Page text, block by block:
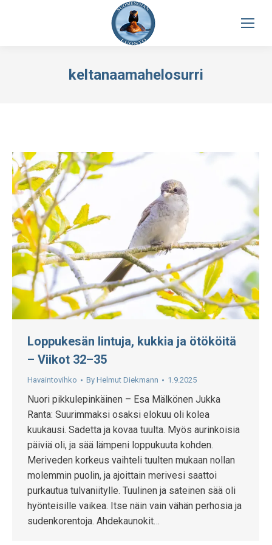
keltanaamahelosurri
Loppukesän lintuja, kukkia ja ötököitä
– Viikot 32–35
Havaintovihko By Helmut Diekmann 1.9.2025
Nuori pikkulepinkäinen – Esa Mälkönen Jukka
Ranta: Suurimmaksi osaksi elokuu oli kolea
kuukausi. Sadetta ja kovaa tuulta. Myös aurinkoisia
päiviä oli, ja sää lämpeni loppukuuta kohden.
Meriveden korkeus vaihteli tuulten mukaan nollan
molemmin puolin, ja ajoittain merivesi saattoi
purkautua tulvaniitylle. Tuulinen ja sateinen sää oli
hyönteisille vaikea. Itse näin vain vähän perhosia ja
sudenkorentoja. Ahdekaunokit…